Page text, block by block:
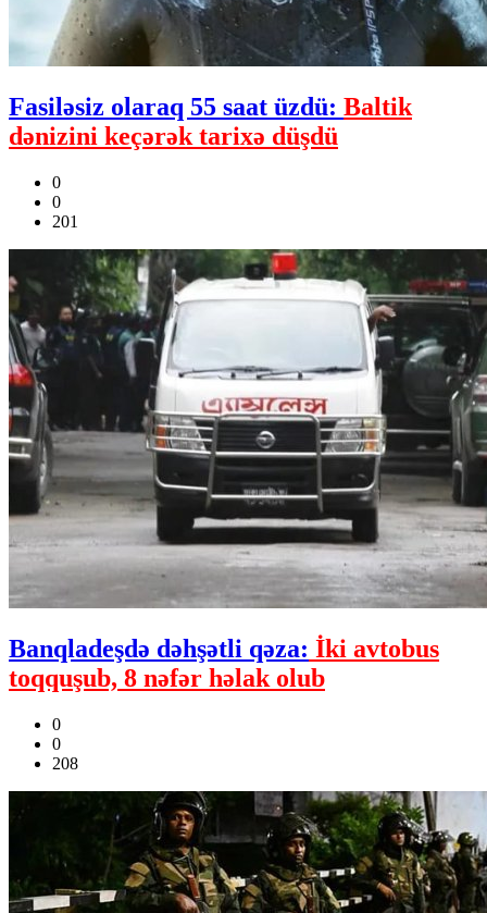
Fasiləsiz olaraq 55 saat üzdü: Baltik
dənizini keçərək tarixə düşdü
0
0
201
Banqladeşdə dəhşətli qəza: İki avtobus
toqquşub, 8 nəfər həlak olub
0
0
208